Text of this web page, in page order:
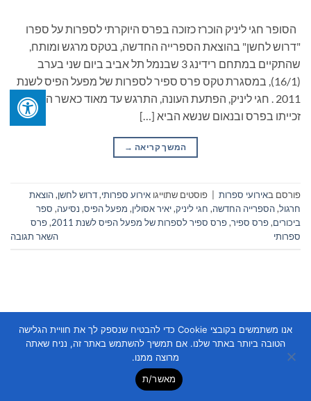
הסופר חגי ליניק הוכרז כזוכה בפרס היוקרתי לספרות על ספרו
"דרוש לחשן" בהוצאת הספרייה החדשה, בטקס מרגש ומותח,
שהתקיים במתחם רידינג 3 שבנמל תל אביב ביום שני בערב
(16/1), במסגרת טקס פרס ספיר לספרות של מפעל הפיס לשנת
2011 . חגי ליניק, הפתעת העונה, התרגש עד מאוד כאשר הכריזו על
זכייתו בפרס ובנאום שנשא הביא […]
המשך קריאה →
פורסם באירועי ספרות פוסטים שתוייגו אירוע ספרותי,דרוש לחשן,הוצאת
חרגול,הספרייה החדשה, חגי ליניק,יאיר אסולין, מפעל הפיס, נסיעה, ספר
ביכורים,פרס ספיר,פרס ספיר לספרות של מפעל הפיס לשנת 2011 ,פרס
ספרותי
השאר תגובה
Copyright 2026 ©Flatsome Theme
אנו משתמשים בקובצי Cookie כדי להבטיח שנספק לך את חוויית הגלישה
הטובה ביותר באתר שלנו. אם תמשיך להשתמש באתר זה, נניח שאתה
מרוצה ממנו.
מאשר/ת